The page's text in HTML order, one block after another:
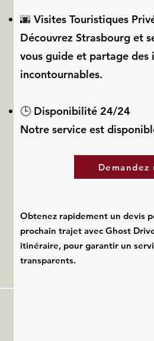
🌆 Visites Touristiques
Découvrez Strasbourg et
vous guide et partage
incontournables.
🕒 Disponibilité 24/24
Notre service est
Obtenez rapidement un devis
prochain trajet avec Ghost
itinéraire, pour garantir un
transparents.